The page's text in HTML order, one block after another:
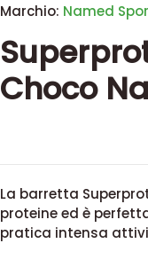
Marchio: Named
Choco
La barretta
proteine ed è
pratica intensa